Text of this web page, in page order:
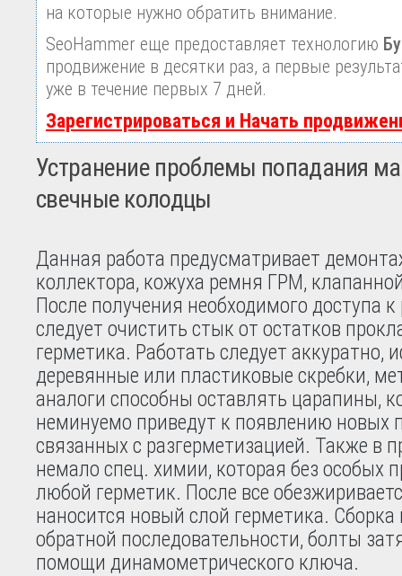
на которые нужно обратить внимание.
SeoHammer еще предоставляет технологию
продвижение в десятки раз, а первые
уже в течение первых 7 дней.
Зарегистрироваться и Начать
Устранение проблемы попадания
свечные колодцы
Данная работа предусматривает
коллектора, кожуха ремня ГРМ,
После получения необходимого доступа
следует очистить стык от остатков
герметика. Работать следует аккуратно,
деревянные или пластиковые скребки,
аналоги способны оставлять царапины,
неминуемо приведут к появлению новых
связанных с разгерметизацией. Также в
немало спец. химии, которая без особых
любой герметик. После все
наносится новый слой герметика.
обратной последовательности, болты
помощи динамометрического ключа.